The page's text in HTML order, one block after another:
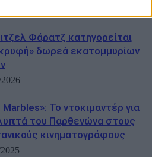
Φάρατζ κατηγορείται
δωρεά εκατομμυρίων
Marbles»: Το ντοκιμαντέρ για
του Παρθενώνα στους
κινηματογράφους